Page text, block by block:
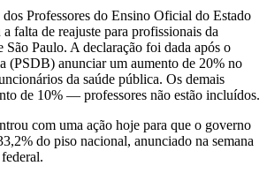
Professores do Ensino Oficial do Estado
falta de reajuste para profissionais da
São Paulo. A declaração foi dada após o
(PSDB) anunciar um aumento de 20% no
da saúde pública. Os demais
de 10% — professores não estão incluídos.
com uma ação hoje para que o governo
do piso nacional, anunciado na semana